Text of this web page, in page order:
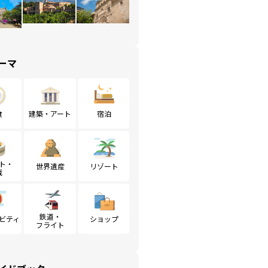
マ
建築・アート 宿泊
・
世界遺産 リゾート
ティ
鉄道・
フライト
ショップ